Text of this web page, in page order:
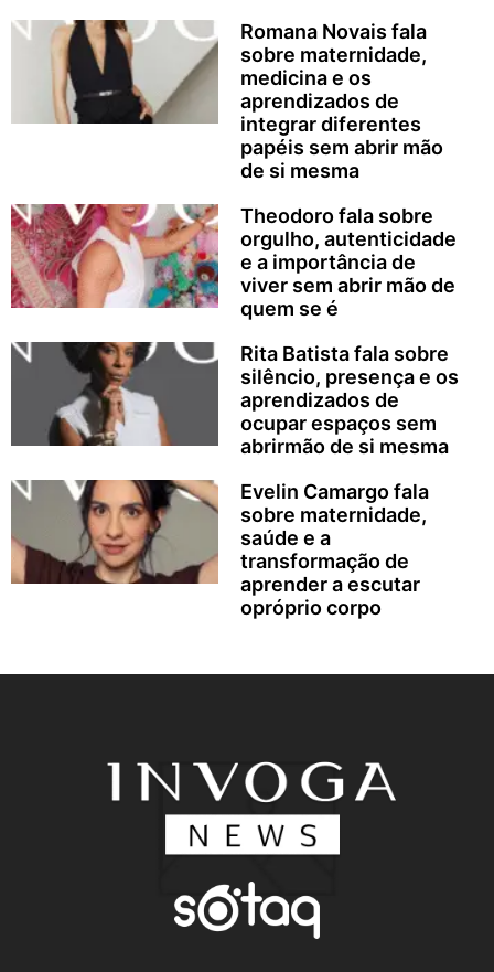
Romana Novais fala
sobre maternidade,
medicina e os
aprendizados de
integrar diferentes
papéis sem abrir mão
de si mesma
Theodoro fala sobre
orgulho, autenticidade
e a importância de
viver sem abrir mão de
quem se é
Rita Batista fala sobre
silêncio, presença e os
aprendizados de
ocupar espaços sem
abrirmão de si mesma
Evelin Camargo fala
sobre maternidade,
saúde e a
transformação de
aprender a escutar
opróprio corpo